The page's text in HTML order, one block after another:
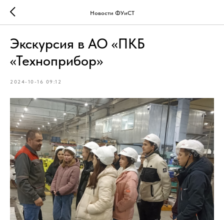
Новости ФУиСТ
Экскурсия в АО «ПКБ
«Техноприбор»
2024-10-16 09:12